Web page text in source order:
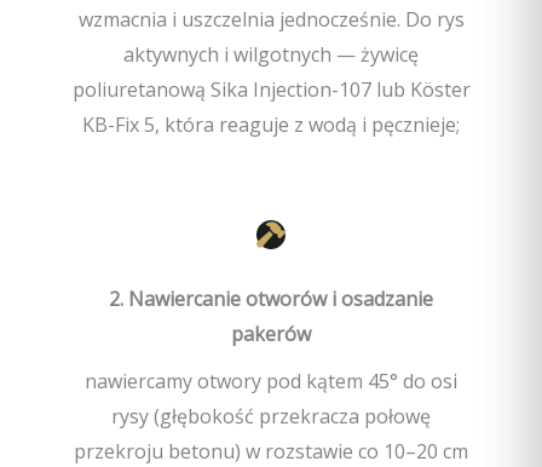
wzmacnia i uszczelnia jednocześnie. Do rys
aktywnych i wilgotnych — żywicę
poliuretanową Sika Injection-107 lub Köster
KB-Fix 5, która reaguje z wodą i pęcznieje;
2. Nawiercanie otworów i osadzanie
pakerów
nawiercamy otwory pod kątem 45° do osi
rysy (głębokość przekracza połowę
przekroju betonu) w rozstawie co 10–20 cm